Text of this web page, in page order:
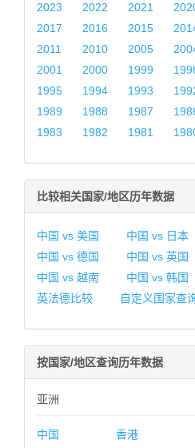
2023 2022 2021
2017
2016 2015
2011
2010 2005
2001
2000 1999
1995
1994 1993
1989
1988 1987
1983
1982 1981
比较相关国家/地区历年数据
中国 vs 美国 中国 vs 日本
中国 vs 德国
中国 vs 英国
中国 vs 越南
中国 vs 韩国
英法德比较
自定义国家查询
按国家/地区查询历年数据
亚洲
中国 香港